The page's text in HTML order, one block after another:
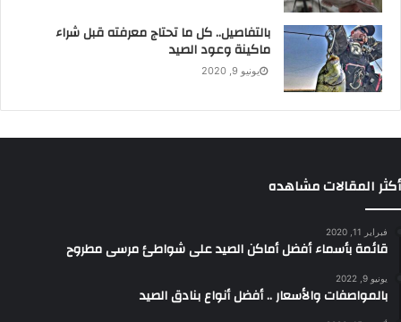
بالتفاصيل.. كل ما تحتاج معرفته قبل شراء
ماكينة وعود الصيد
يونيو 9, 2020
أكثر المقالات مشاهده
فبراير 11, 2020
قائمة بأسماء أفضل أماكن الصيد على شواطئ مرسى مطروح
يونيو 9, 2022
بالمواصفات والأسعار .. أفضل أنواع بنادق الصيد